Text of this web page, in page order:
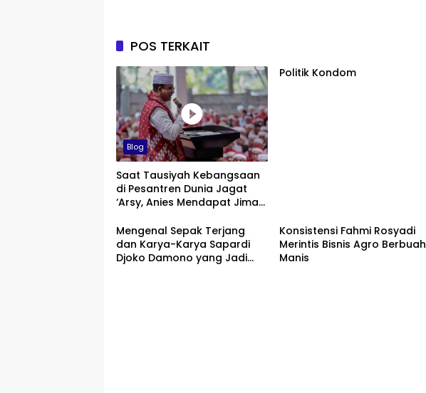
POS TERKAIT
Blog
Saat Tausiyah Kebangsaan
di Pesantren Dunia Jagat
‘Arsy, Anies Mendapat Jimat
Aos
Politik Kondom
Mengenal Sepak Terjang
dan Karya-Karya Sapardi
Djoko Damono yang Jadi
Konsistensi Fahmi Rosyadi
Merintis Bisnis Agro Berbuah
Manis